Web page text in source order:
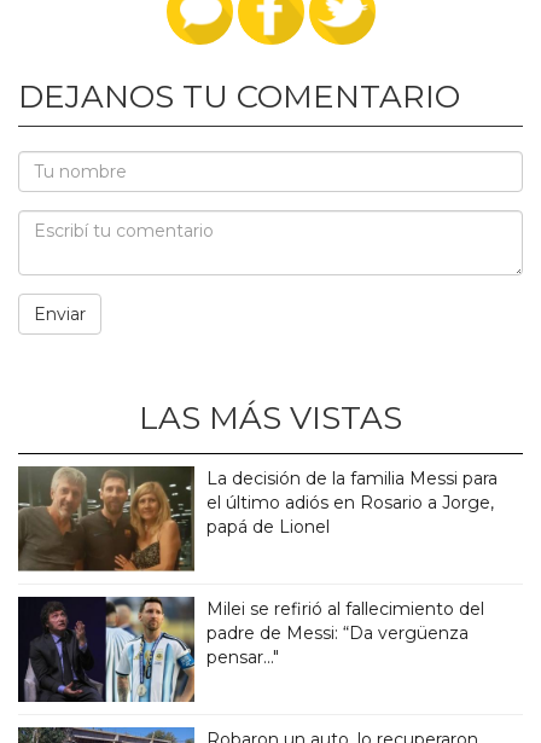
DEJANOS TU COMENTARIO
LAS MÁS VISTAS
La decisión de la familia Messi para
el último adiós en Rosario a Jorge,
papá de Lionel
Milei se refirió al fallecimiento del
padre de Messi: “Da vergüenza
pensar..."